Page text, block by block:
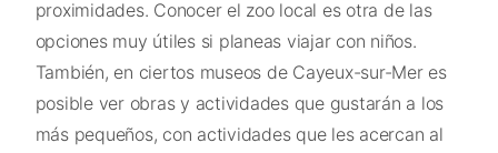
proximidades. Conocer el zoo local es otra de las
opciones muy útiles si planeas viajar con niños.
También, en ciertos museos de Cayeux-sur-Mer es
posible ver obras y actividades que gustarán a los
más pequeños, con actividades que les acercan al